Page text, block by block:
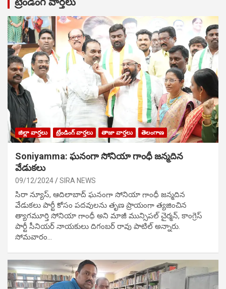
జిల్లా వార్తలు ట్రేండింగ్ వార్తలు తాజా వార్తలు తెలంగాణ
Soniyamma: ఘ‌నంగా సోనియా గాంధీ జ‌న్మ‌దిన
వేడుక‌లు
09/12/2024 SIRA NEWS
సిరా న్యూస్, ఆదిలాబాద్ ఘ‌నంగా సోనియా గాంధీ జ‌న్మ‌దిన
వేడుక‌లు పార్టీ కోసం ప‌ద‌వుల‌ను తృణ ప్రాయంగా త్య‌జించిన
త్యాగమూర్తి సోనియా గాంధీ అని మాజీ మున్సిప‌ల్ చైర్మ‌న్, కాంగ్రెస్
పార్టీ సీనియ‌ర్ నాయ‌కులు దిగంబ‌ర్ రావు పాటిల్ అన్నారు.
సోమవారం…